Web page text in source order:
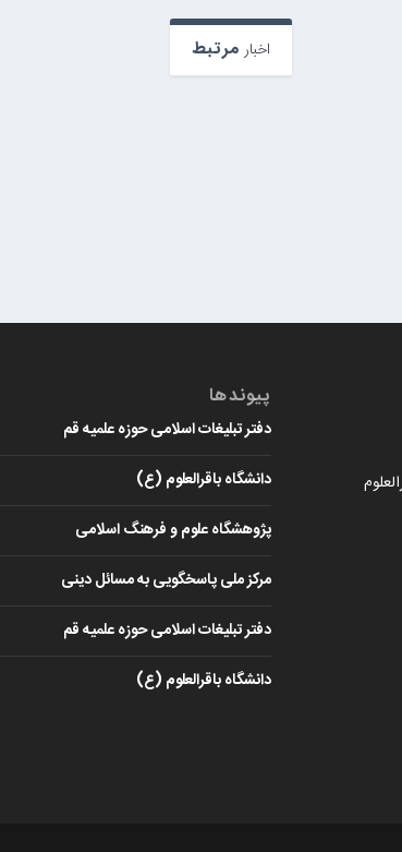
اخبار مرتبط
پیوندها
دفتر تبلیغات اسلامی حوزه علمیه قم
دانشگاه باقرالعلوم (ع)
پژوهشگاه علوم و فرهنگ اسلامی
مرکز ملی پاسخگویی به مسائل دینی
دفتر تبلیغات اسلامی حوزه علمیه قم
دانشگاه باقرالعلوم (ع)